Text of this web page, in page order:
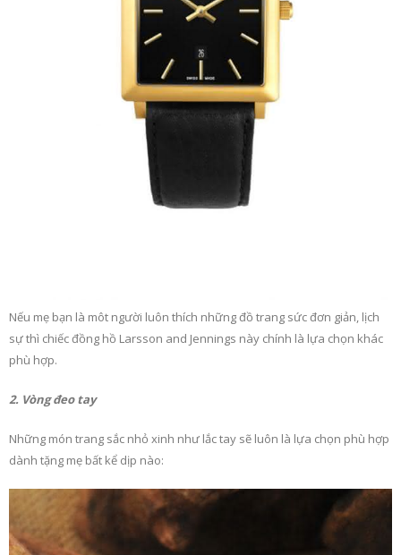
Nếu mẹ bạn là môt người luôn thích những đồ trang sức đơn giản, lịch
sự thì chiếc đồng hồ Larsson and Jennings này chính là lựa chọn khác
phù hợp.
2. Vòng đeo tay
Những món trang sắc nhỏ xinh như lắc tay sẽ luôn là lựa chọn phù hợp
dành tặng mẹ bất kể dịp nào: